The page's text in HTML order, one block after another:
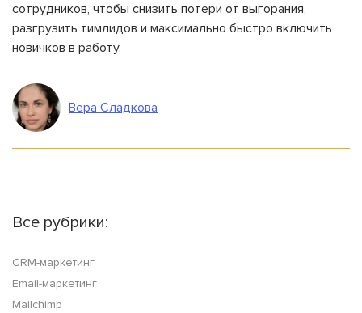
сотрудников, чтобы снизить потери от выгорания,
разгрузить тимлидов и максимально быстро включить
новичков в работу.
Вера Сладкова
Все рубрики:
CRM-маркетинг
Email-маркетинг
Mailchimp